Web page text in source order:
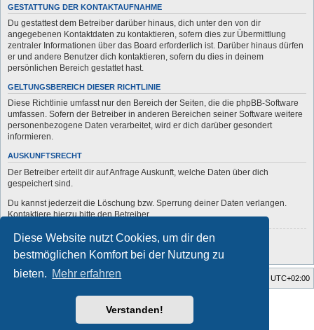
Diese Website nutzt Cookies, um dir den
bestmöglichen Komfort bei der Nutzung zu
bieten. Mehr erfahren
Verstanden!
GESTATTUNG DER KONTAKTAUFNAHME
Du gestattest dem Betreiber darüber hinaus, dich unter den von dir
angegebenen Kontaktdaten zu kontaktieren, sofern dies zur Übermittlung
zentraler Informationen über das Board erforderlich ist. Darüber hinaus dürfen
er und andere Benutzer dich kontaktieren, sofern du dies in deinem
persönlichen Bereich gestattet hast.
GELTUNGSBEREICH DIESER RICHTLINIE
Diese Richtlinie umfasst nur den Bereich der Seiten, die die phpBB-Software
umfassen. Sofern der Betreiber in anderen Bereichen seiner Software weitere
personenbezogene Daten verarbeitet, wird er dich darüber gesondert
informieren.
AUSKUNFTSRECHT
Der Betreiber erteilt dir auf Anfrage Auskunft, welche Daten über dich
gespeichert sind.
Du kannst jederzeit die Löschung bzw. Sperrung deiner Daten verlangen.
Kontaktiere hierzu bitte den Betreiber.
Zurück zur vorherigen Seite
Startseite Foren-Übersicht UTC+02:00
forum
Powered byphpBB® Forum Software © phpBB Limited
phpBB.de